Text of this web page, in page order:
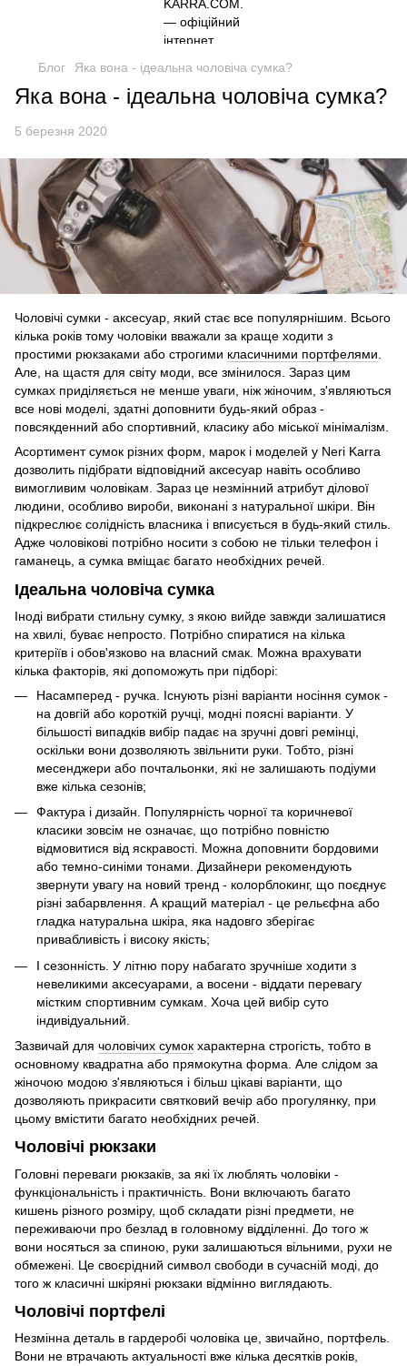
Блог Яка вона - ідеальна чоловіча сумка?
Яка вона - ідеальна чоловіча сумка?
5 березня 2020
Чоловічі сумки - аксесуар, який стає все популярнішим. Всього
кілька років тому чоловіки вважали за краще ходити з
простими рюкзаками або строгими класичними портфелями.
Але, на щастя для світу моди, все змінилося. Зараз цим
сумках приділяється не менше уваги, ніж жіночим, з'являються
все нові моделі, здатні доповнити будь-який образ -
повсякденний або спортивний, класику або міської мінімалізм.
Асортимент сумок різних форм, марок і моделей у Neri Karra
дозволить підібрати відповідний аксесуар навіть особливо
вимогливим чоловікам. Зараз це незмінний атрибут ділової
людини, особливо вироби, виконані з натуральної шкіри. Він
підкреслює солідність власника і вписується в будь-який стиль.
Адже чоловікові потрібно носити з собою не тільки телефон і
гаманець, а сумка вміщає багато необхідних речей.
Ідеальна чоловіча сумка
Іноді вибрати стильну сумку, з якою вийде завжди залишатися
на хвилі, буває непросто. Потрібно спиратися на кілька
критеріїв і обов'язково на власний смак. Можна врахувати
кілька факторів, які допоможуть при підборі:
Насамперед - ручка. Існують різні варіанти носіння сумок -
на довгій або короткій ручці, модні поясні варіанти. У
більшості випадків вибір падає на зручні довгі ремінці,
оскільки вони дозволяють звільнити руки. Тобто, різні
месенджери або почтальонки, які не залишають подіуми
вже кілька сезонів;
Фактура і дизайн. Популярність чорної та коричневої
класики зовсім не означає, що потрібно повністю
відмовитися від яскравості. Можна доповнити бордовими
або темно-синіми тонами. Дизайнери рекомендують
звернути увагу на новий тренд - колорблокинг, що поєднує
різні забарвлення. А кращий матеріал - це рельєфна або
гладка натуральна шкіра, яка надовго зберігає
привабливість і високу якість;
І сезонність. У літню пору набагато зручніше ходити з
невеликими аксесуарами, а восени - віддати перевагу
містким спортивним сумкам. Хоча цей вибір суто
індивідуальний.
Зазвичай для чоловічих сумок характерна строгість, тобто в
основному квадратна або прямокутна форма. Але слідом за
жіночою модою з'являються і більш цікаві варіанти, що
дозволяють прикрасити святковий вечір або прогулянку, при
цьому вмістити багато необхідних речей.
Чоловічі рюкзаки
Головні переваги рюкзаків, за які їх люблять чоловіки -
функціональність і практичність. Вони включають багато
кишень різного розміру, щоб складати різні предмети, не
переживаючи про безлад в головному відділенні. До того ж
вони носяться за спиною, руки залишаються вільними, рухи не
обмежені. Це своєрідний символ свободи в сучасній моді, до
того ж класичні шкіряні рюкзаки відмінно виглядають.
Чоловічі портфелі
Незмінна деталь в гардеробі чоловіка це, звичайно, портфель.
Вони не втрачають актуальності вже кілька десятків років,